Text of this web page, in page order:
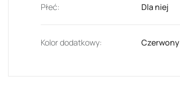
Płeć: Dla niej
Kolor dodatkowy: Czerwony